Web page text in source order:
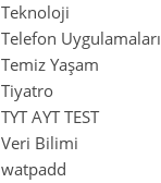
Teknoloji
Telefon Uygulamaları
Temiz Yaşam
Tiyatro
TYT AYT TEST
Veri Bilimi
watpadd